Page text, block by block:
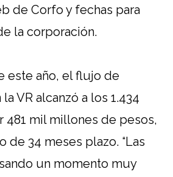
de Corfo y fechas para
la corporación.
este año, el flujo de
VR alcanzó a los 1.434
481 mil millones de pesos,
de 34 meses plazo. “Las
un momento muy